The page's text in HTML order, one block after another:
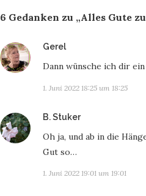
6 Gedanken zu „Alles Gute
Gerelsagt:
Dann wünsche ich dir
1. Juni 2022 18:25 um 18:25
B. Stukersagt:
Oh ja, und ab in die
Gut so…
1. Juni 2022 19:01 um 19:01